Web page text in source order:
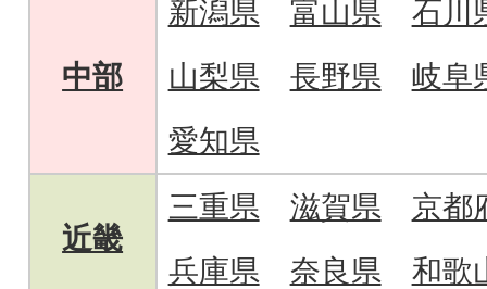
中部
新潟県 富山県
石川
山梨県
長野県
岐阜
愛知県
近畿
三重県 滋賀県
京都
兵庫県
奈良県 和歌